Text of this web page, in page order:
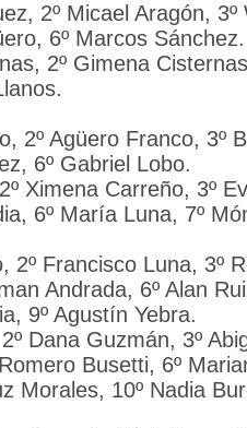
2º Micael Aragón,
6º Marcos Sánchez.
2º Gimena
2º Agüero Franco, 3º
6º Gabriel Lobo.
Ximena Carreño, 3º
6º María Luna, 7º
2º Francisco Luna, 3º
Andrada, 6º Alan
9º Agustín Yebra.
Dana Guzmán, 3º
Busetti, 6º
Morales, 10º Nadia